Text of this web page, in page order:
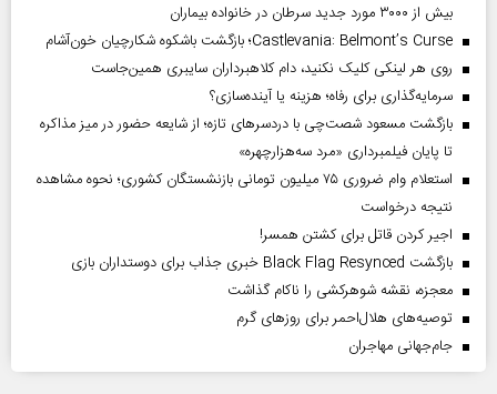
بیش از ۳۰۰۰ مورد جدید سرطان در خانواده بیماران
Castlevania: Belmont’s Curse؛ بازگشت باشکوه شکارچیان خون‌آشام
روی هر لینکی کلیک نکنید، دام کلاهبرداران سایبری همین‌جاست
سرمایه‌گذاری برای رفاه؛ هزینه یا آینده‌سازی؟
بازگشت مسعود شصت‌چی با دردسر‌های تازه؛ از شایعه حضور در میز مذاکره
تا پایان فیلمبرداری «مرد سه‌هزارچهره»
استعلام وام ضروری ۷۵ میلیون تومانی بازنشستگان کشوری؛ نحوه مشاهده
نتیجه درخواست
اجیر کردن قاتل برای کشتن همسر!
بازگشت Black Flag Resynced خبری جذاب برای دوستداران بازی
معجزه، نقشه شوهرکشی را ناکام گذاشت
توصیه‌های هلال‌احمر برای روز‌های گرم
جام‌جهانی مهاجران